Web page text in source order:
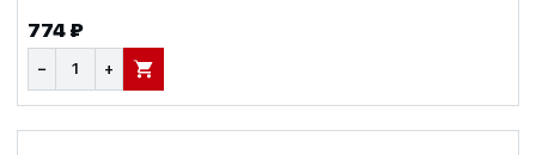
774 ₽
− + В КОРЗИНУ